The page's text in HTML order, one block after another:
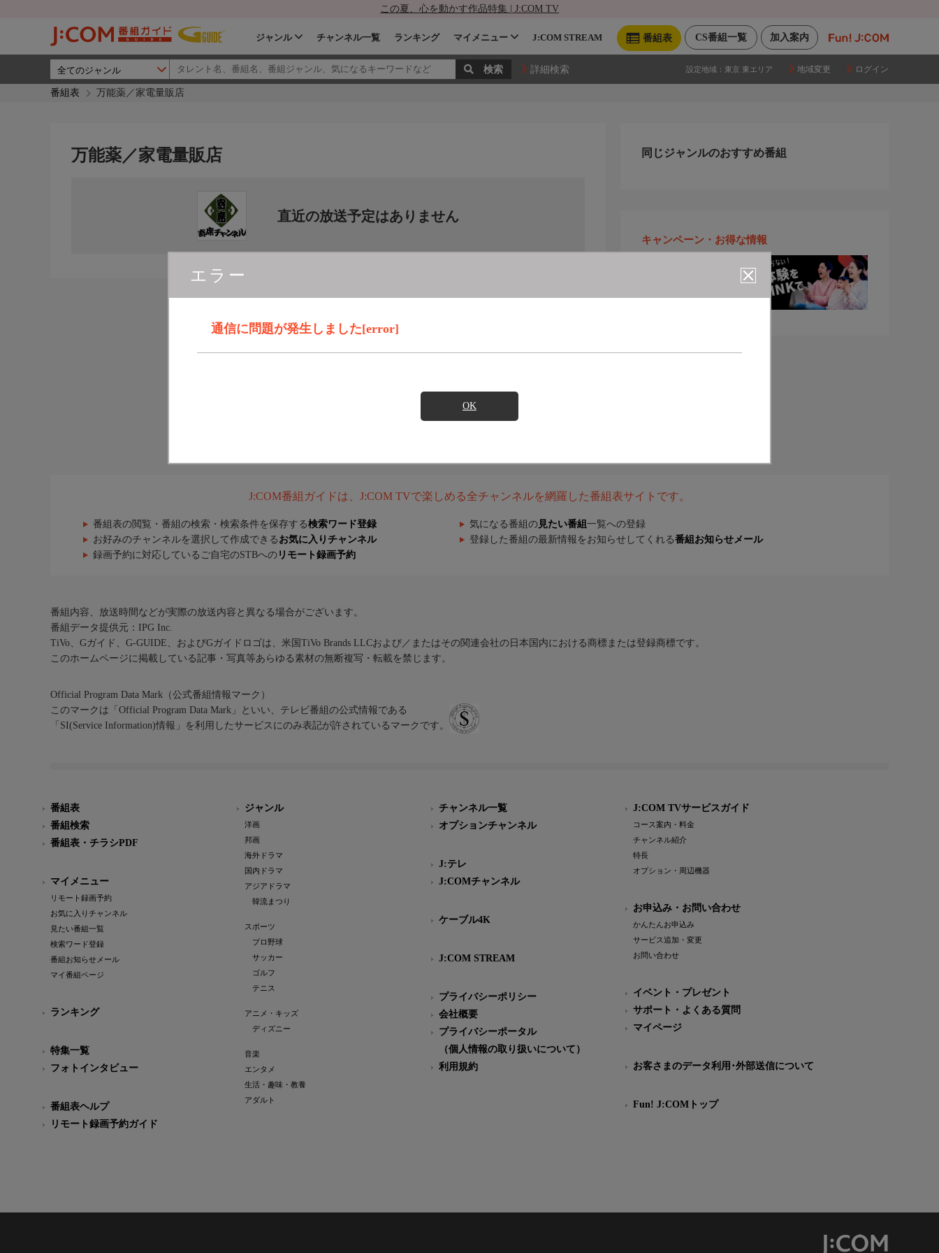
この夏、心を動かす作品特集 | J:COM TV
加入案内
CS番組一覧
番組表
ジャンル チャンネル一覧 ランキング マイメニュー J:COM STREAM
詳細検索 設定地域： 東京 東エリア 地域変更 ログイン
番組表 万能薬／家電量販店
エラー
通信に問題が発生しました[error]
OK
万能薬／家電量販店
直近の放送予定はありません
同じジャンルのおすすめ番組
キャンペーン・お得な情報
J:COM番組ガイドは、J:COM TVで楽しめる全チャンネルを網羅した番組表サイトです。
番組表の閲覧・番組の検索・検索条件を保存する検索ワード登録 気になる番組の 見たい番組 一覧への登録
お好みのチャンネルを選択して作成できる お気に入りチャンネル 登録した番組の最新情報をお知らせしてくれる番組お知らせメール
録画予約に対応しているご自宅のSTBへの リモート録画予約
番組内容、放送時間などが実際の放送内容と異なる場合がございます。
番組データ提供元：IPG Inc.
TiVo、Gガイド、G-GUIDE、およびGガイドロゴは、米国TiVo Brands LLCおよび／またはその関連会社の日本国内における商標または登録商標です。
このホームページに掲載している記事・写真等あらゆる素材の無断複写・転載を禁じます。
Official Program Data Mark（公式番組情報マーク）
このマークは「Official Program Data Mark」といい、テレビ番組の公式情報である
「SI(Service Information)情報」を利用したサービスにのみ表記が許されているマークです。
番組表
番組検索
番組表・チラシPDF
マイメニュー
リモート録画予約
お気に入りチャンネル
見たい番組一覧
検索ワード登録
番組お知らせメール
マイ番組ページ
ランキング
特集一覧
フォトインタビュー
番組表ヘルプ
リモート録画予約ガイド
ジャンル
洋画
邦画
海外ドラマ
国内ドラマ
アジアドラマ
韓流まつり
スポーツ
プロ野球
サッカー
ゴルフ
テニス
アニメ・キッズ
ディズニー
音楽
エンタメ
生活・趣味・教養
アダルト
チャンネル一覧
オプションチャンネル
J:テレ
J:COMチャンネル
ケーブル4K
J:COM STREAM
プライバシーポリシー
会社概要
プライバシーポータル
（個人情報の取り扱いについて）
利用規約
J:COM TVサービスガイド
コース案内・料金
チャンネル紹介
特長
オプション・周辺機器
お申込み・お問い合わせ
かんたんお申込み
サービス追加・変更
お問い合わせ
イベント・プレゼント
サポート・よくある質問
マイページ
お客さまのデータ利用･外部送信について
Fun! J:COMトップ